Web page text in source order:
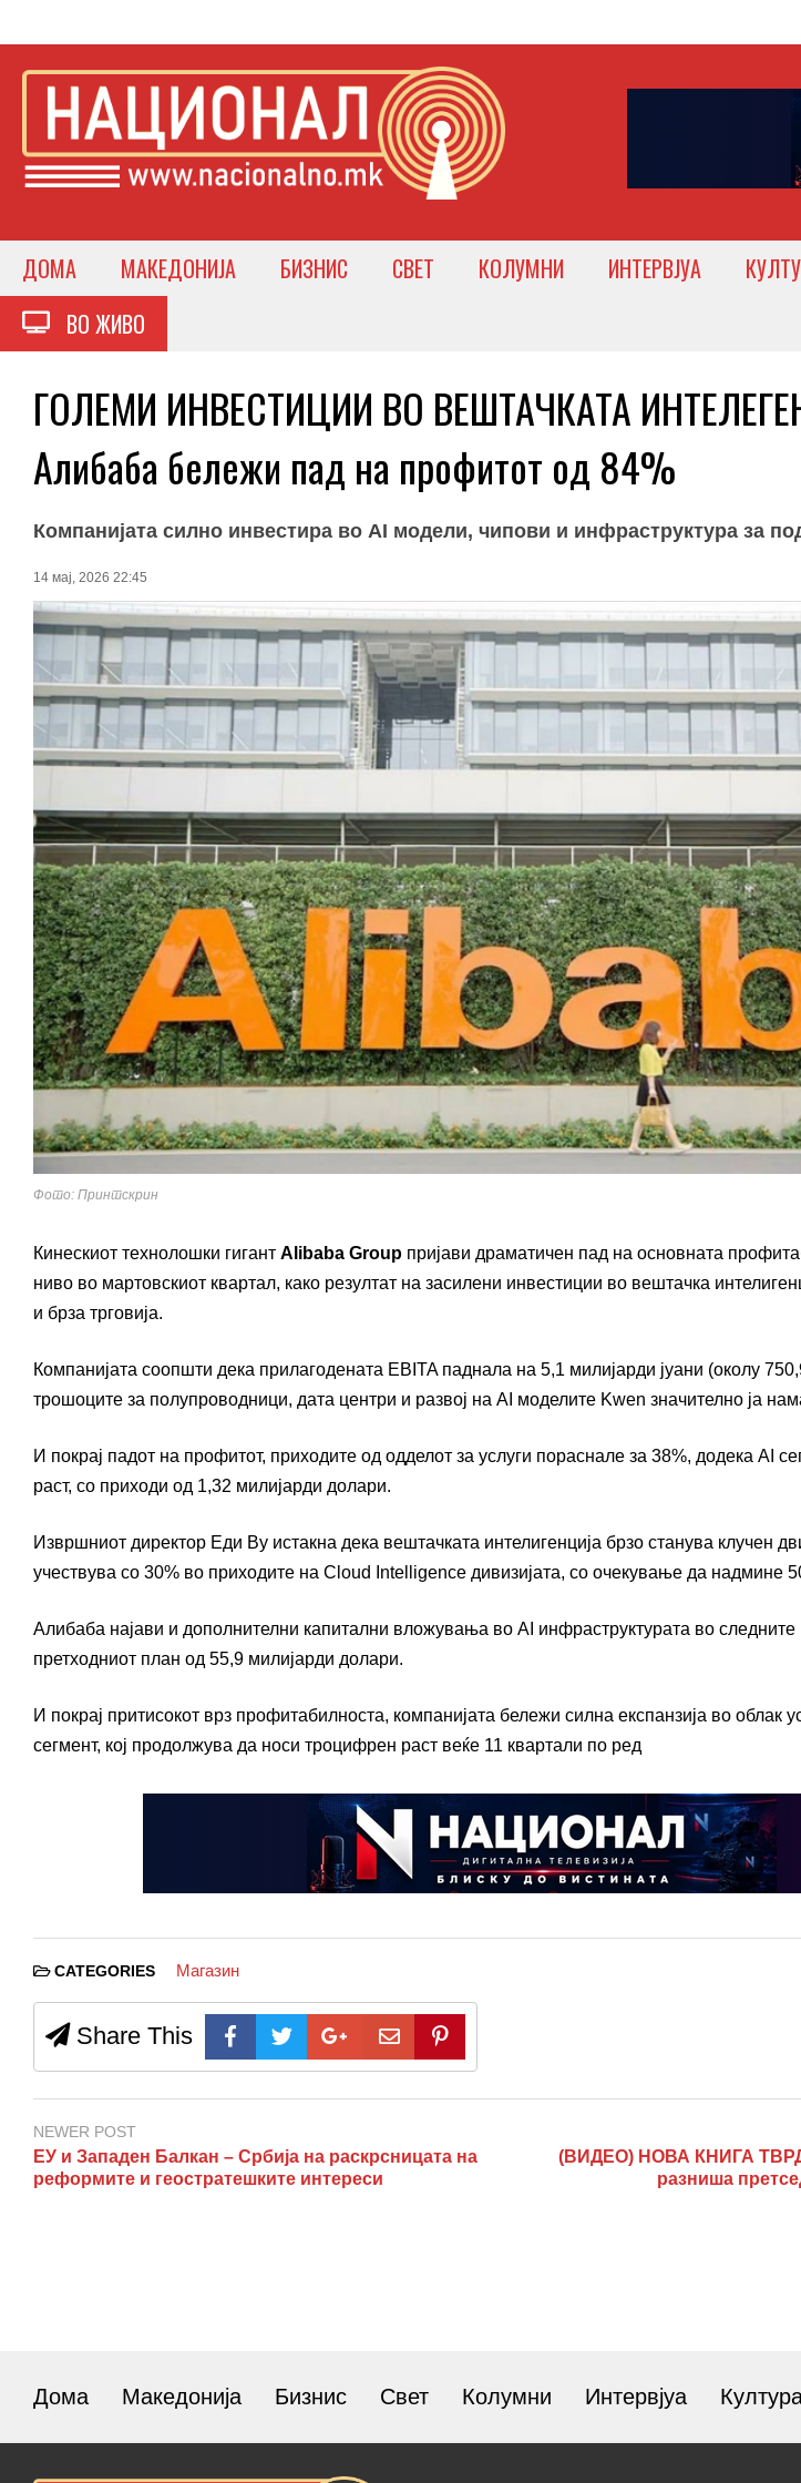
ДОМА МАКЕДОНИЈА БИЗНИС СВЕТ КОЛУМНИ ИНТЕРВЈУА
ВО ЖИВО
ГОЛЕМИ ИНВЕСТИЦИИ ВО ВЕШТАЧКАТА
Алибаба бележи пад на профитот од 84%
Компанијата силно инвестира во AI модели, чипови и инфраструктура за
14 мај, 2026 22:45
Фото: Принтскрин
Кинескиот технолошки гигант Alibaba Group пријави драматичен пад на основната
ниво во мартовскиот квартал, како резултат на засилени инвестиции во вештачка
и брза трговија.
Компанијата соопшти дека прилагодената EBITA паднала на 5,1 милијарди јуани (околу
трошоците за полупроводници, дата центри и развој на AI моделите Kwen значително ја
И покрај падот на профитот, приходите од одделот за услуги пораснале за 38%, додека AI
раст, со приходи од 1,32 милијарди долари.
Извршниот директор Еди Ву истакна дека вештачката интелигенција брзо станува клучен
учествува со 30% во приходите на Cloud Intelligence дивизијата, со очекување да надмине
Алибаба најави и дополнителни капитални вложувања во AI инфраструктурата во следните
претходниот план од 55,9 милијарди долари.
И покрај притисокот врз профитабилноста, компанијата бележи силна експанзија во облак
сегмент, кој продолжува да носи троцифрен раст веќе 11 квартали по ред
CATEGORIES Магазин
Share This
NEWER POST
ЕУ и Западен Балкан – Србија на раскрсницата на
реформите и геостратешките интереси
(ВИДЕО) НОВА КНИГА
разниша
Дома Македонија Бизнис Свет Колумни Интервјуа